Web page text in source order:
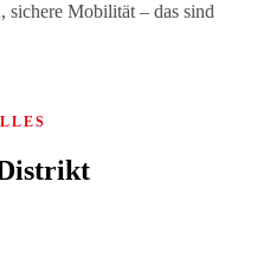
sichere Mobilität – das sind